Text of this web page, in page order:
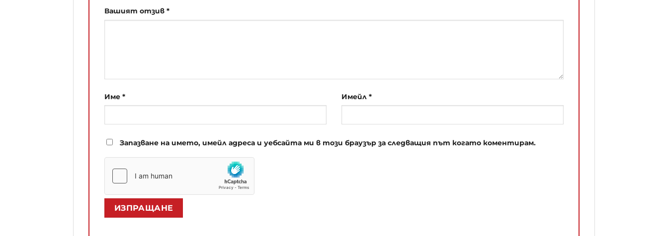
Вашият отзив *
Име * Имейл *
Запазване на името, имейл адреса и уебсайта ми в този браузър за следващия път когато коментирам.